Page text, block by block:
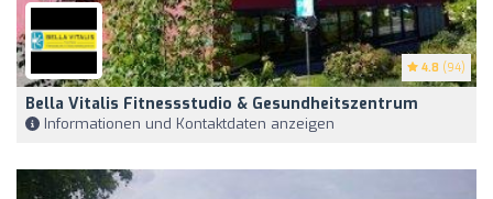
4.8 (94)
Bella Vitalis Fitnessstudio & Gesundheitszentrum
Informationen und Kontaktdaten anzeigen